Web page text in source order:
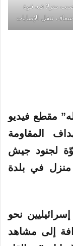
منزلا فيه قوة
تنقل الإصابات
مقطع فيديو
المقاومة
بتاريخ 11 مايو 2026 قوّة لجنود جيش
منزل في بلدة
نحو
إلى مشاهد